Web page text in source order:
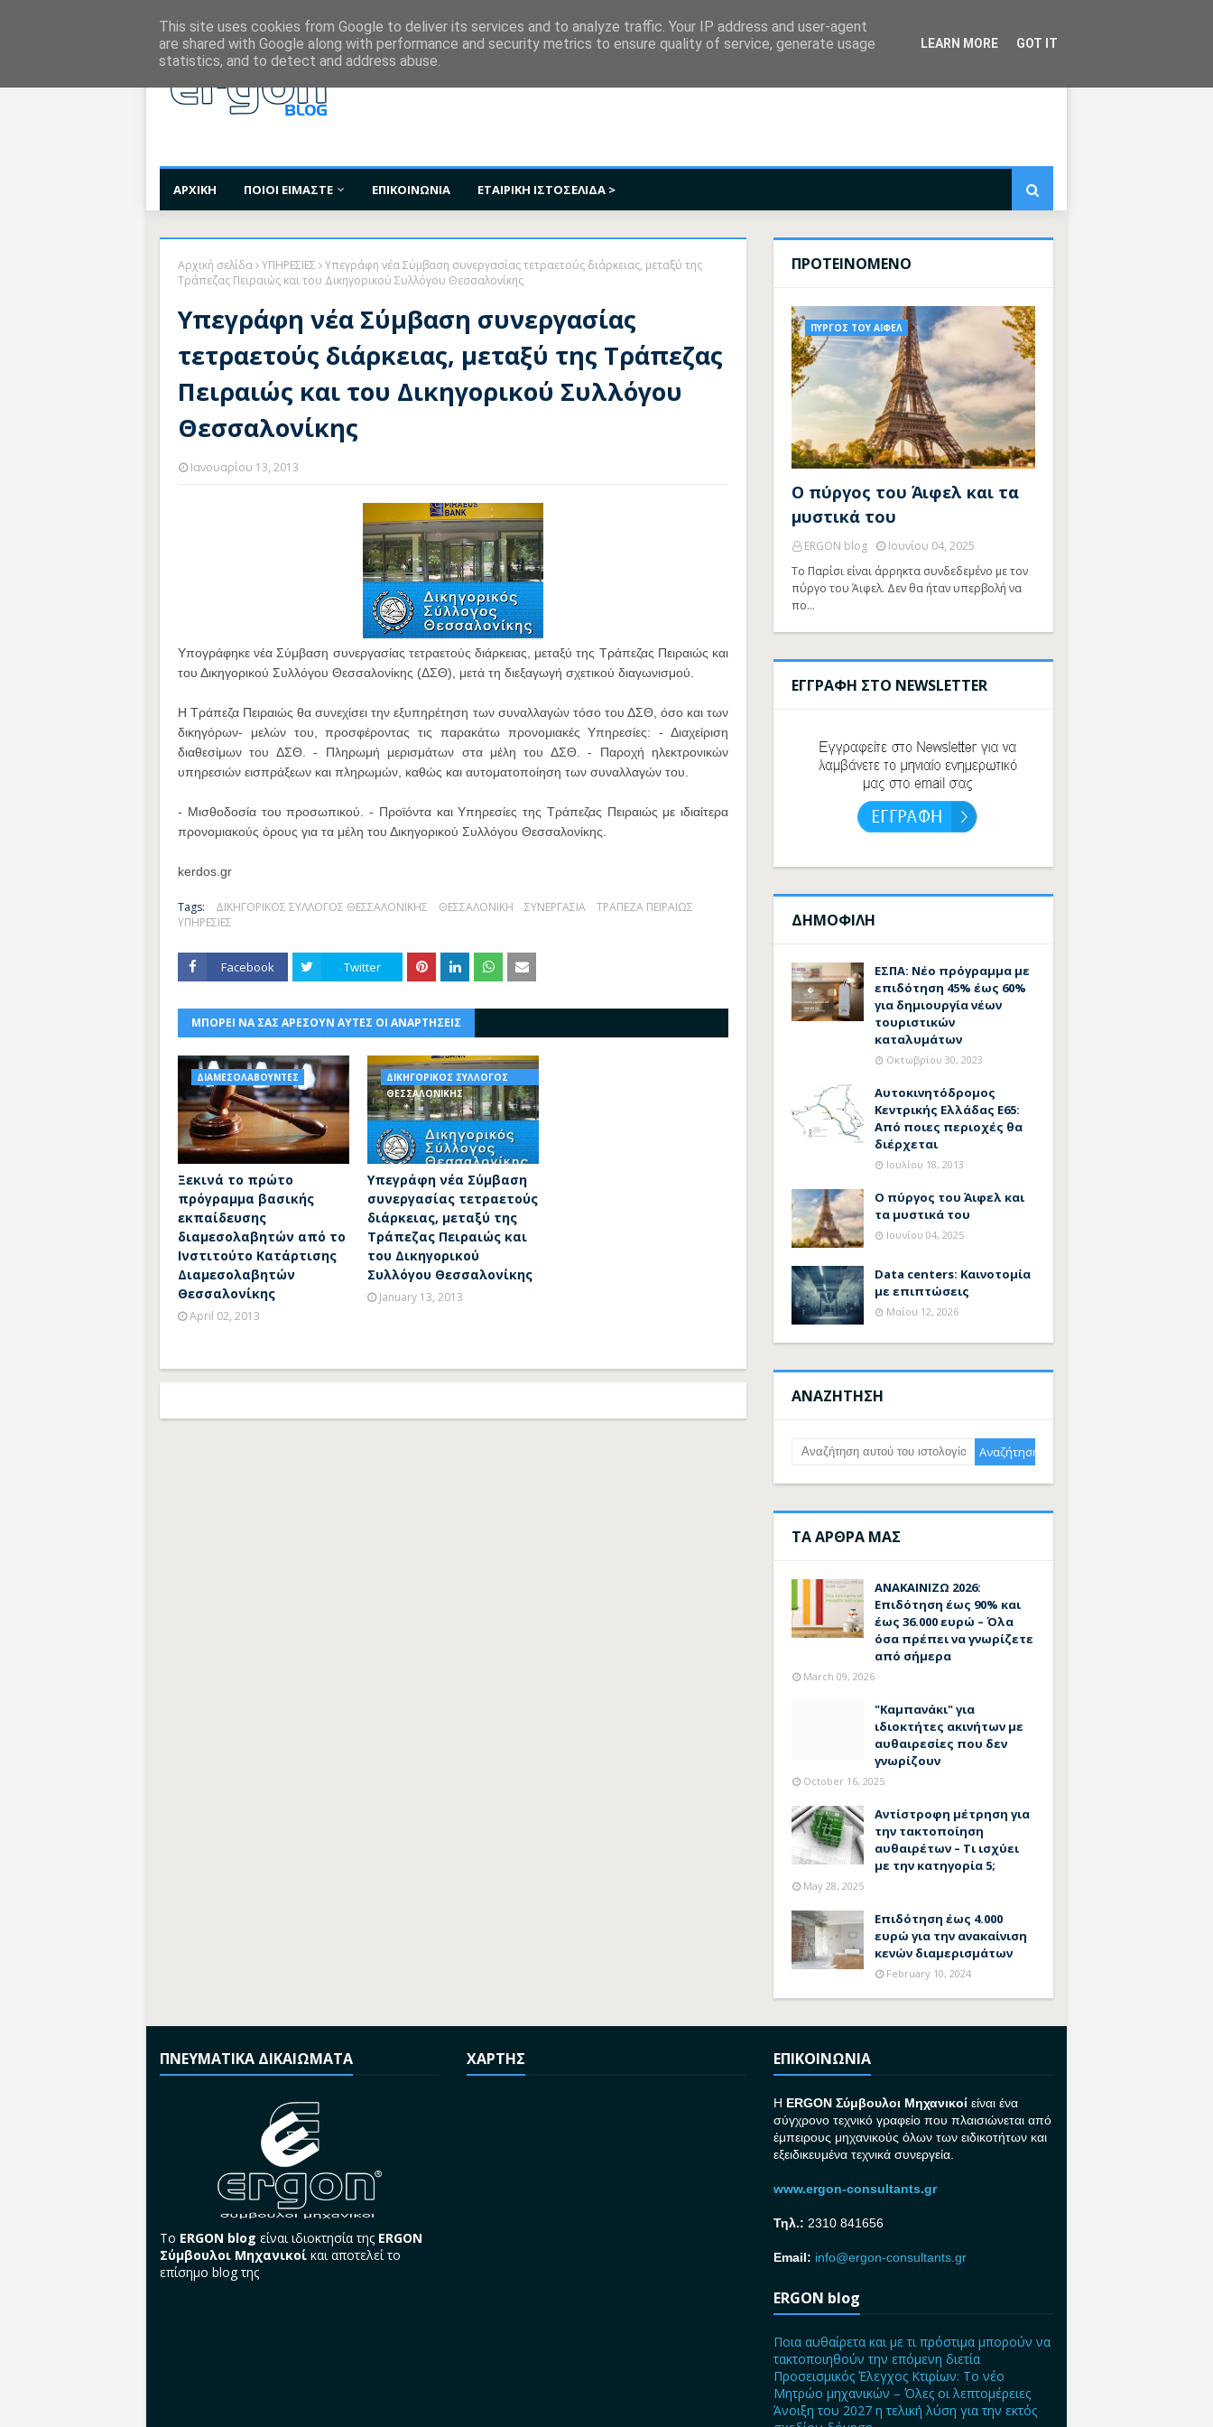
ΑΡΧΙΚΗ ΠΟΙΟΙ ΕΙΜΑΣΤΕ ΕΠΙΚΟΙΝΩΝΙΑ ΕΤΑΙΡΙΚΗ ΙΣΤΟΣΕΛΙΔΑ >
Αρχική σελίδα ΥΠΗΡΕΣΙΕΣ
Υπεγράφη νέα Σύμβαση συνεργασίας τετραετούς διάρκειας, μεταξύ της
Τράπεζας Πειραιώς και του Δικηγορικού Συλλόγου Θεσσαλονίκης
Υπεγράφη νέα Σύμβαση συνεργασίας
τετραετούς διάρκειας, μεταξύ της Τράπεζας
Πειραιώς και του Δικηγορικού Συλλόγου
Θεσσαλονίκης
Ιανουαρίου 13, 2013
Υπογράφηκε νέα Σύμβαση συνεργασίας τετραετούς διάρκειας, μεταξύ της Τράπεζας Πειραιώς και
του Δικηγορικού Συλλόγου Θεσσαλονίκης (ΔΣΘ), μετά τη διεξαγωγή σχετικού διαγωνισμού.
Η Τράπεζα Πειραιώς θα συνεχίσει την εξυπηρέτηση των συναλλαγών τόσο του ΔΣΘ, όσο και των
δικηγόρων- μελών του, προσφέροντας τις παρακάτω προνομιακές Υπηρεσίες: - Διαχείριση
διαθεσίμων του ΔΣΘ. - Πληρωμή μερισμάτων στα μέλη του ΔΣΘ. - Παροχή ηλεκτρονικών
υπηρεσιών εισπράξεων και πληρωμών, καθώς και αυτοματοποίηση των συναλλαγών του.
- Μισθοδοσία του προσωπικού. - Προϊόντα και Υπηρεσίες της Τράπεζας Πειραιώς με ιδιαίτερα
προνομιακούς όρους για τα μέλη του Δικηγορικού Συλλόγου Θεσσαλονίκης.
kerdos.gr
Tags: ΔΙΚΗΓΟΡΙΚΟΣ ΣΥΛΛΟΓΟΣ ΘΕΣΣΑΛΟΝΙΚΗΣ ΘΕΣΣΑΛΟΝΙΚΗ ΣΥΝΕΡΓΑΣΙΑ
ΤΡΑΠΕΖΑ ΠΕΙΡΑΙΩΣ
ΥΠΗΡΕΣΙΕΣ
Facebook Twitter
ΜΠΟΡΕΙ ΝΑ ΣΑΣ ΑΡΕΣΟΥΝ ΑΥΤΕΣ ΟΙ ΑΝΑΡΤΗΣΕΙΣ
ΔΙΑΜΕΣΟΛΑΒΟΥΝΤΕΣ
Ξεκινά το πρώτο
πρόγραμμα βασικής
εκπαίδευσης
διαμεσολαβητών από το
Ινστιτούτο Κατάρτισης
Διαμεσολαβητών
Θεσσαλονίκης
April 02, 2013
ΔΙΚΗΓΟΡΙΚΟΣ ΣΥΛΛΟΓΟΣ
ΘΕΣΣΑΛΟΝΙΚΗΣ
Υπεγράφη νέα Σύμβαση
συνεργασίας τετραετούς
διάρκειας, μεταξύ της
Τράπεζας Πειραιώς και
του Δικηγορικού
Συλλόγου Θεσσαλονίκης
January 13, 2013
ΠΡΟΤΕΙΝΟΜΕΝΟ
ΠΥΡΓΟΣ ΤΟΥ ΑΙΦΕΛ
Ο πύργος του Άιφελ και τα
μυστικά του
ERGON blog
Ιουνίου 04, 2025
Το Παρίσι είναι άρρηκτα συνδεδεμένο με τον
πύργο του Άιφελ. Δεν θα ήταν υπερβολή να
πο…
ΕΓΓΡΑΦΗ ΣΤΟ NEWSLETTER
ΔΗΜΟΦΙΛΗ
ΕΣΠΑ: Νέο πρόγραμμα με
επιδότηση 45% έως 60%
για δημιουργία νέων
τουριστικών
καταλυμάτων
Οκτωβρίου 30, 2023
Αυτοκινητόδρομος
Κεντρικής Ελλάδας Ε65:
Από ποιες περιοχές θα
διέρχεται
Ιουλίου 18, 2013
Ο πύργος του Άιφελ και
τα μυστικά του
Ιουνίου 04, 2025
Data centers: Καινοτομία
με επιπτώσεις
Μαΐου 12, 2026
ΑΝΑΖΗΤΗΣΗ
ΤΑ ΑΡΘΡΑ ΜΑΣ
ΑΝΑΚΑΙΝΙΖΩ 2026:
Επιδότηση έως 90% και
έως 36.000 ευρώ – Όλα
όσα πρέπει να γνωρίζετε
από σήμερα
March 09, 2026
"Καμπανάκι" για
ιδιοκτήτες ακινήτων με
αυθαιρεσίες που δεν
γνωρίζουν
October 16, 2025
Αντίστροφη μέτρηση για
την τακτοποίηση
αυθαιρέτων – Τι ισχύει
με την κατηγορία 5;
May 28, 2025
Επιδότηση έως 4.000
ευρώ για την ανακαίνιση
κενών διαμερισμάτων
February 10, 2024
ΠΝΕΥΜΑΤΙΚΑ ΔΙΚΑΙΩΜΑΤΑ
Το ERGON blog είναι ιδιοκτησία της ERGON
Σύμβουλοι Μηχανικοί και αποτελεί το
επίσημο blog της
ΧΑΡΤΗΣ ΕΠΙΚΟΙΝΩΝΙΑ
H ERGON Σύμβουλοι Μηχανικοί είναι ένα
σύγχρονο τεχνικό γραφείο που πλαισιώνεται από
έμπειρους μηχανικούς όλων των ειδικοτήτων και
εξειδικευμένα τεχνικά συνεργεία.
www.ergon-consultants.gr
Τηλ.: 2310 841656
Email: info@ergon-consultants.gr
ERGON blog
Ποια αυθαίρετα και με τι πρόστιμα μπορούν να
τακτοποιηθούν την επόμενη διετία
Προσεισμικός Έλεγχος Κτιρίων: Το νέο
Μητρώο μηχανικών – Όλες οι λεπτομέρειες
Άνοιξη του 2027 η τελική λύση για την εκτός
This site uses cookies from Google to deliver its services and to analyze traffic. Your IP address and user-agent
are shared with Google along with performance and security metrics to ensure quality of service, generate usage
statistics, and to detect and address abuse.
LEARN MORE GOT IT